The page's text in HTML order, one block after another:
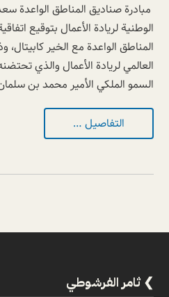
مبادرة صناديق المناطق الواعدة
الوطنية لريادة الأعمال بتوقيع
المناطق الواعدة مع الخير
العالمي لريادة الأعمال والذي
السمو الملكي الأمير محمد بن
التفاصيل …
ثامر الفرشوطي